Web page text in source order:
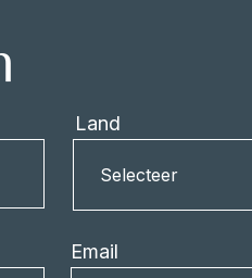
Land
Selecteer
Email